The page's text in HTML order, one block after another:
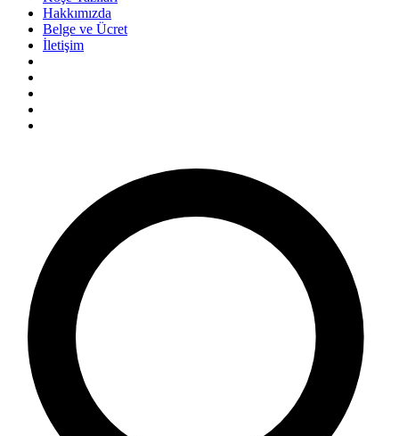
Hakkımızda
Belge ve Ücret
İletişim